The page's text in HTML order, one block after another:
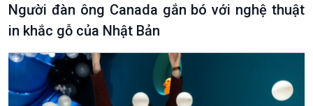
Chuyển đổi Xanh
Tài nguyên và Môi trường
Xã hội chuyển động
Bước chân đến trường
Sống chung với biến đổi
Người đàn ông Canada gắn bó với nghệ thuật
in khắc gỗ của Nhật Bản